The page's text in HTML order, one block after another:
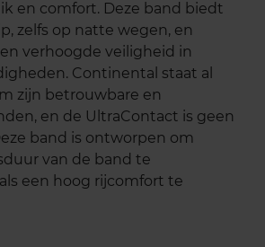
en comfort. Deze band biedt
zelfs op natte wegen, en
verhoogde veiligheid in
Continental staat al
zijn betrouwbare en
en de UltraContact is geen
band is ontworpen om
van de band te
een hoog rijcomfort te